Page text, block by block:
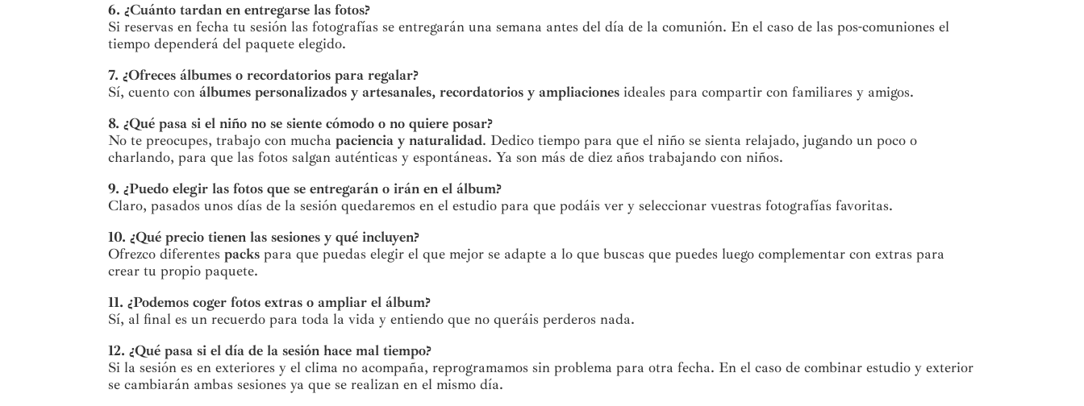
6. ¿Cuánto tardan en entregarse las fotos?
Si reservas en fecha tu sesión las fotografías se entregarán una semana antes del día de la comunión. En el caso de las pos-comuniones el
tiempo dependerá del paquete elegido.
7. ¿Ofreces álbumes o recordatorios para regalar?
Sí, cuento conálbumes personalizados y artesanales, recordatorios y ampliaciones ideales para compartir con familiares y amigos.
8. ¿Qué pasa si el niño no se siente cómodo o no quiere posar?
No te preocupes, trabajo con muchapaciencia y naturalidad. Dedico tiempo para que el niño se sienta relajado, jugando un poco o
charlando, para que las fotos salgan auténticas y espontáneas. Ya son más de diez años trabajando con niños.
9. ¿Puedo elegir las fotos que se entregarán o irán en el álbum?
Claro, pasados unos días de la sesión quedaremos en el estudio para que podáis ver y seleccionar vuestras fotografías favoritas.
10. ¿Qué precio tienen las sesiones y qué incluyen?
Ofrezco diferentespacks para que puedas elegir el que mejor se adapte a lo que buscas que puedes luego complementar con extras para
crear tu propio paquete.
11. ¿Podemos coger fotos extras o ampliar el álbum?
Sí, al final es un recuerdo para toda la vida y entiendo que no queráis perderos nada.
12. ¿Qué pasa si el día de la sesión hace mal tiempo?
Si la sesión es en exteriores y el clima no acompaña, reprogramamos sin problema para otra fecha. En el caso de combinar estudio y exterior
se cambiarán ambas sesiones ya que se realizan en el mismo día.